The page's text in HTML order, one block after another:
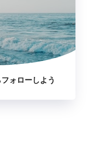
ォローしよう